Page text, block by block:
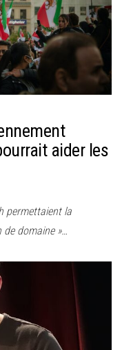
l
a
n
a
v
a
aider les
permettaient la
de domaine »…